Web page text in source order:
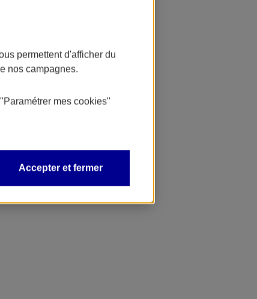
permettent d'afficher du
nos campagnes.
"Paramétrer mes cookies"
Accepter et fermer